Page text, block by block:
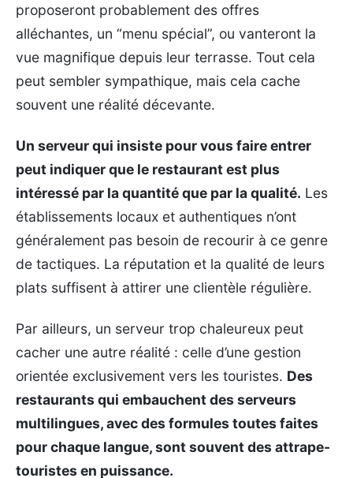
proposeront probablement des offres
alléchantes, un “menu spécial”, ou vanteront la
vue magnifique depuis leur terrasse. Tout cela
peut sembler sympathique, mais cela cache
souvent une réalité décevante.
Un serveur qui insiste pour vous faire entrer
peut indiquer que le restaurant est plus
intéressé par la quantité que par la qualité. Les
établissements locaux et authentiques n’ont
généralement pas besoin de recourir à ce genre
de tactiques. La réputation et la qualité de leurs
plats suffisent à attirer une clientèle régulière.
Par ailleurs, un serveur trop chaleureux peut
cacher une autre réalité : celle d’une gestion
orientée exclusivement vers les touristes. Des
restaurants qui embauchent des serveurs
multilingues, avec des formules toutes faites
pour chaque langue, sont souvent des attrape-
touristes en puissance.